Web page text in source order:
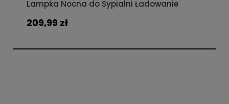
Lampka Nocna do Sypialni Ładowanie
209,99 zł